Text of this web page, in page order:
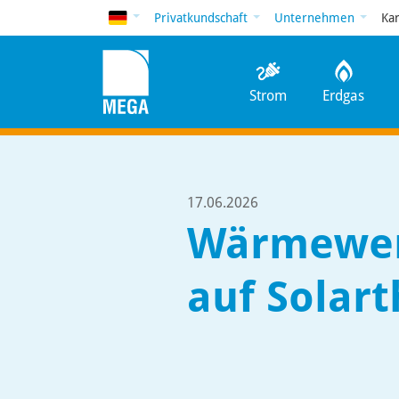
DeutschPrivatkundschaft Unternehmen
Strom Erdgas
17.06.2026
auf